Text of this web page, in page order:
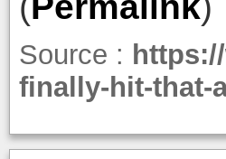
Source :
finally-hit-that-